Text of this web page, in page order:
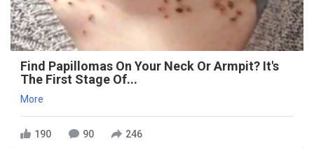
Find Papillomas On Your Neck Or Armpit? It's
The First Stage Of...
More
190 90 246